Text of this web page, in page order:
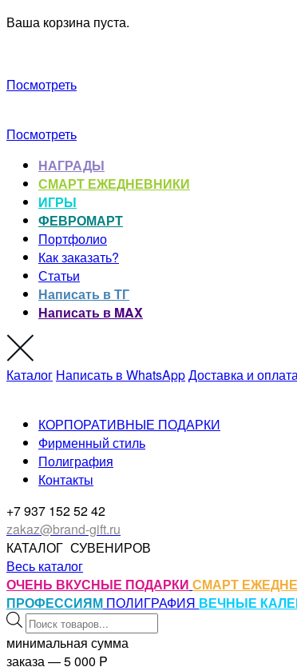
Ваша корзина пуста.
Посмотреть
Посмотреть
НАГРАДЫ
СМАРТ ЕЖЕДНЕВНИКИ
ИГРЫ
ФЕВРОМАРТ
Портфолио
Как заказать?
Статьи
Написать в ТГ
Написать в MAX
Каталог Написать в WhatsAppДоставка и
КОРПОРАТИВНЫЕ ПОДАРКИ
Фирменный стиль
Полиграфия
Контакты
+7 937 152 52 42
zakaz@brand-gift.ru
КАТАЛОГ СУВЕНИРОВ
Весь каталог
ОЧЕНЬ ВКУСНЫЕ ПОДАРКИ СМАРТ
ПРОФЕССИЯМ ПОЛИГРАФИЯ ВЕЧНЫЕ
Поиск
товаров
минимальная сумма
заказа — 5 000 P